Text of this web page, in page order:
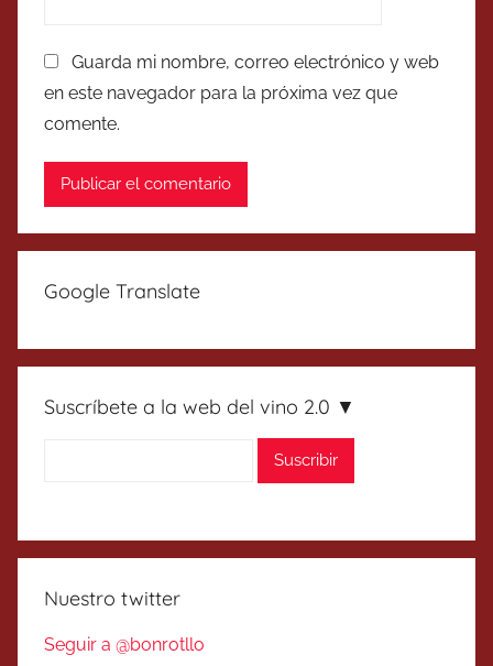
Guarda mi nombre, correo electrónico y web
en este navegador para la próxima vez que
comente.
Google Translate
Suscríbete a la web del vino 2.0 ▼
Nuestro twitter
Seguir a @bonrotllo